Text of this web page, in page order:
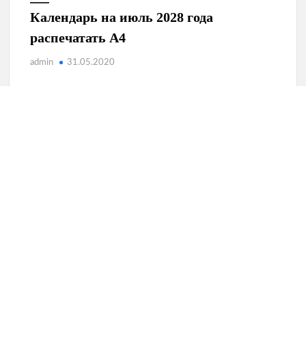
Календарь на июль 2028 года
распечатать А4
admin 31.05.2020